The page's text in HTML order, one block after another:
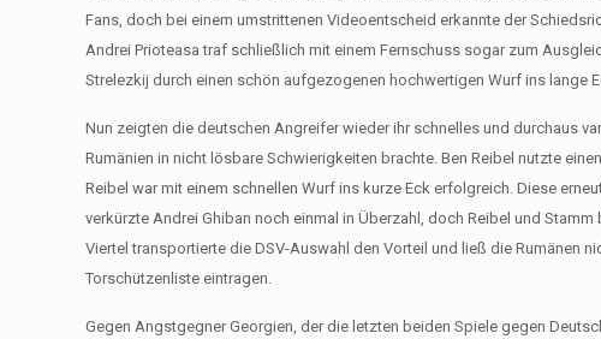
Fans, doch bei einem umstrittenen Videoentscheid erkannte der
Andrei Prioteasa traf schließlich mit einem Fernschuss sogar zum
Strelezkij durch einen schön aufgezogenen hochwertigen Wurf ins lange
Nun zeigten die deutschen Angreifer wieder ihr schnelles und durchaus
Rumänien in nicht lösbare Schwierigkeiten brachte. Ben Reibel nutzte
Reibel war mit einem schnellen Wurf ins kurze Eck erfolgreich. Diese
verkürzte Andrei Ghiban noch einmal in Überzahl, doch Reibel und
Viertel transportierte die DSV-Auswahl den Vorteil und ließ die Rumänen
Torschützenliste eintragen.
Gegen Angstgegner Georgien, der die letzten beiden Spiele gegen